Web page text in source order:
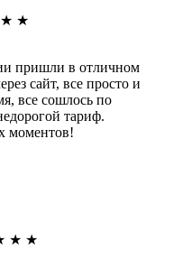
★ ★
пришли в отличном
сайт, все просто и
все сошлось по
тариф.
моментов!
★ ★